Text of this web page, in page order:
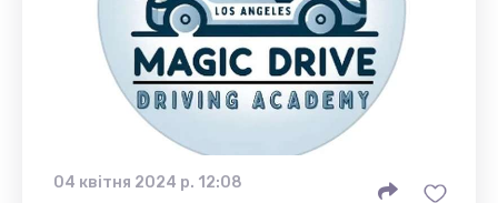
04 квітня 2024 р. 12:08